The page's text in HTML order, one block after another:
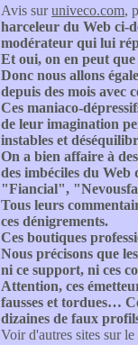
Avis suruniveco.com,
harceleur du Web ci-
modérateur qui lui
Et oui, on en peut
Donc nous allons
depuis des mois avec
Ces maniaco-
de leur imagination
instables et
On a bien affaire à
des imbéciles du
"Fiancial",
Tous leurs
ces dénigrements.
Ces boutiques
Nous précisons que
ni ce support, ni ces
Attention, ces
fausses et tordues…
dizaines de faux
Voir d'autres sites sur le